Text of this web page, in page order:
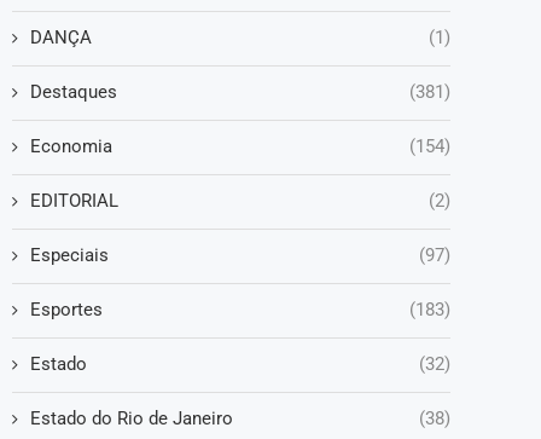
DANÇA (1)
Destaques (381)
Economia (154)
EDITORIAL (2)
Especiais (97)
Esportes (183)
Estado (32)
Estado do Rio de Janeiro (38)